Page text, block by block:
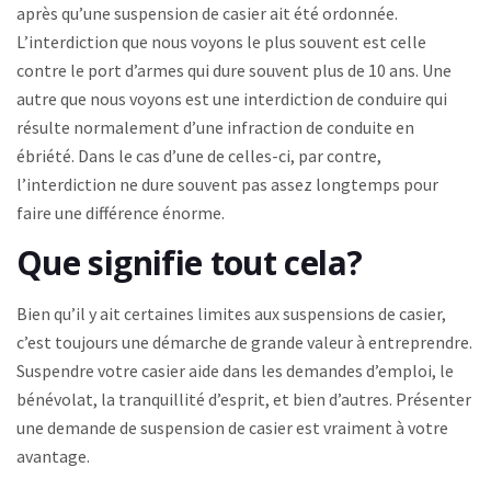
après qu’une suspension de casier ait été ordonnée.
L’interdiction que nous voyons le plus souvent est celle
contre le port d’armes qui dure souvent plus de 10 ans. Une
autre que nous voyons est une interdiction de conduire qui
résulte normalement d’une infraction de conduite en
ébriété. Dans le cas d’une de celles-ci, par contre,
l’interdiction ne dure souvent pas assez longtemps pour
faire une différence énorme.
Que signifie tout cela?
Bien qu’il y ait certaines limites aux suspensions de casier,
c’est toujours une démarche de grande valeur à entreprendre.
Suspendre votre casier aide dans les demandes d’emploi, le
bénévolat, la tranquillité d’esprit, et bien d’autres. Présenter
une demande de suspension de casier est vraiment à votre
avantage.